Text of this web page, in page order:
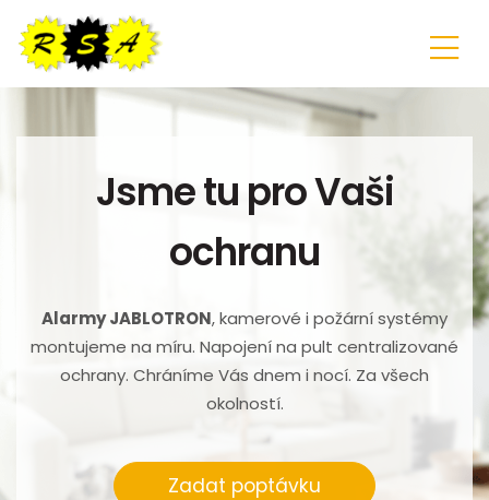
Jsme tu pro Vaši
ochranu
Alarmy JABLOTRON, kamerové i požární systémy
montujeme na míru. Napojení na pult centralizované
ochrany. Chráníme Vás dnem i nocí. Za všech
okolností.
Zadat poptávku